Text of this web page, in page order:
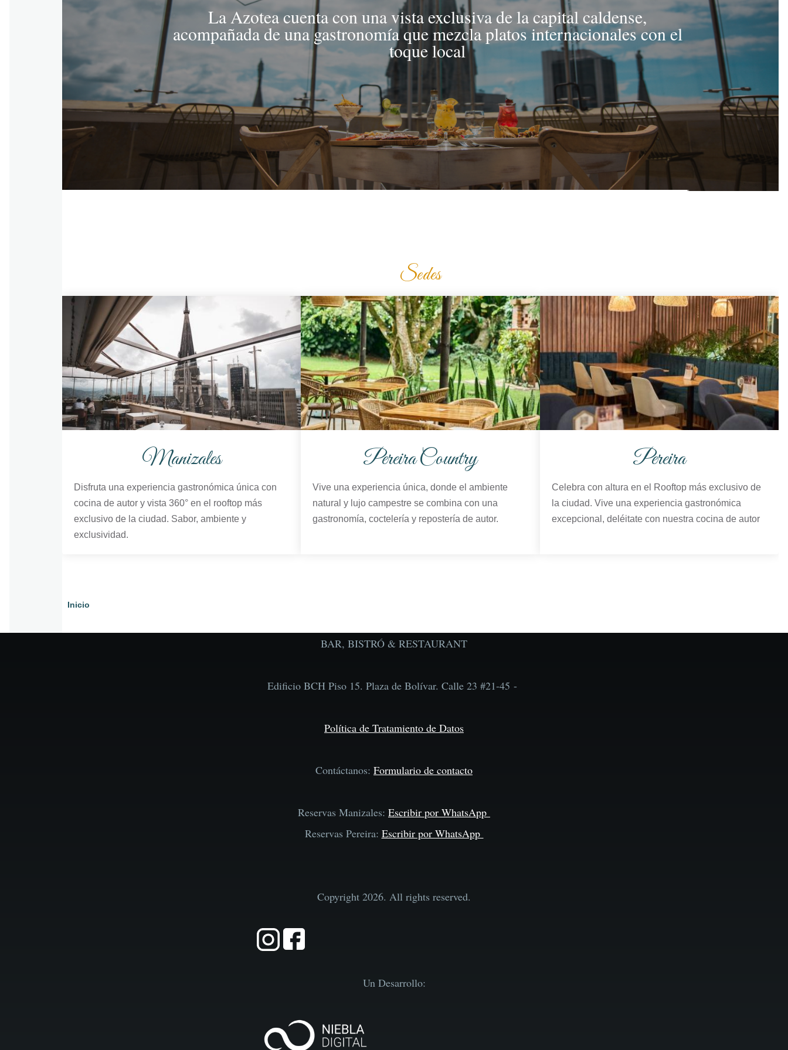
Sedes
Manizales
Disfruta una experiencia gastronómica única con
cocina de autor y vista 360° en el rooftop más
exclusivo de la ciudad. Sabor, ambiente y
exclusividad.
Pereira Country
Vive una experiencia única, donde el ambiente
natural y lujo campestre se combina con una
gastronomía, coctelería y repostería de autor.
Pereira
Celebra con altura en el Rooftop más exclusivo de
la ciudad. Vive una experiencia gastronómica
excepcional, deléitate con nuestra cocina de autor
Ruta
Inicio
BAR, BISTRÓ & RESTAURANT
Edificio BCH Piso 15. Plaza de Bolívar. Calle 23 #21-45 -
Política de Tratamiento de Datos
Contáctanos: Formulario de contacto
Reservas Manizales: Escribir por WhatsApp
Reservas Pereira: Escribir por WhatsApp
Copyright 2026. All rights reserved.
Un Desarrollo: